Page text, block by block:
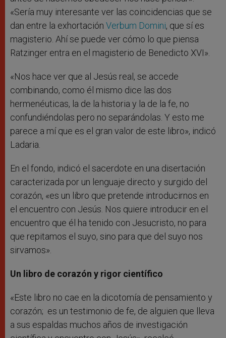
«Sería muy interesante ver las coincidencias que se
dan entre la exhortación Verbum Domini, que sí es
magisterio. Ahí se puede ver cómo lo que piensa
Ratzinger entra en el magisterio de Benedicto XVI».
«Nos hace ver que al Jesús real, se accede
combinando, como él mismo dice las dos
hermenéuticas, la de la historia y la de la fe, no
confundiéndolas pero no separándolas. Y esto me
parece a mí que es el gran valor de este libro», indicó
Ladaria.
En el fondo, indicó el sacerdote en una disertación
caracterizada por un lenguaje directo y surgido del
corazón, «es un libro que pretende introducirnos en
el encuentro con Jesús. Nos quiere introducir en el
encuentro que él ha tenido con Jesucristo, no para
que repitamos el suyo, sino para que del suyo nos
sirvamos».
Un libro de corazón y rigor científico
«Este libro no cae en la dicotomía de pensamiento y
corazón; es un testimonio de fe, de alguien que lleva
a sus espaldas muchos años de investigación